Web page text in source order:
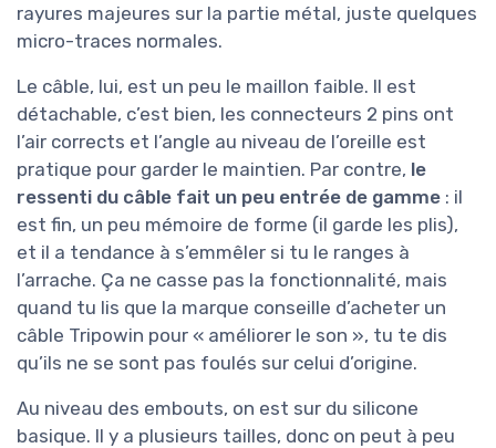
rayures majeures sur la partie métal, juste quelques
micro-traces normales.
Le câble, lui, est un peu le maillon faible. Il est
détachable, c’est bien, les connecteurs 2 pins ont
l’air corrects et l’angle au niveau de l’oreille est
pratique pour garder le maintien. Par contre, le
ressenti du câble fait un peu entrée de gamme : il
est fin, un peu mémoire de forme (il garde les plis),
et il a tendance à s’emmêler si tu le ranges à
l’arrache. Ça ne casse pas la fonctionnalité, mais
quand tu lis que la marque conseille d’acheter un
câble Tripowin pour « améliorer le son », tu te dis
qu’ils ne se sont pas foulés sur celui d’origine.
Au niveau des embouts, on est sur du silicone
basique. Il y a plusieurs tailles, donc on peut à peu